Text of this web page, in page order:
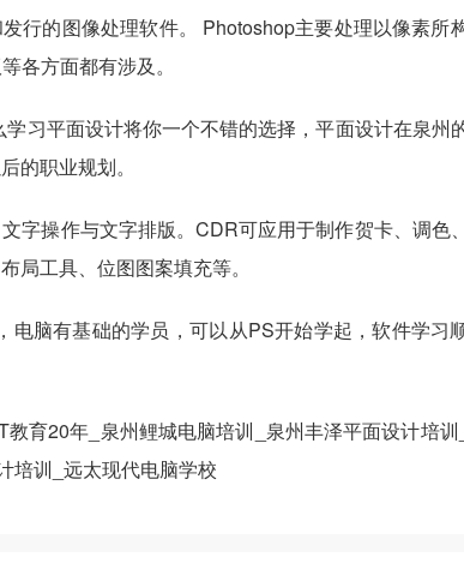
行的图像处理软件。 Photoshop主要处理以像素所
各方面都有涉及。
习平面设计将你一个不错的选择，平面设计在泉州
的职业规划。
字操作与文字排版。CDR可应用于制作贺卡、调色
局工具、位图图案填充等。
脑有基础的学员，可以从PS开始学起，软件学习
教育20年 _泉州鲤城电脑培训_泉州丰泽平面设计培训
培训_远太现代电脑学校